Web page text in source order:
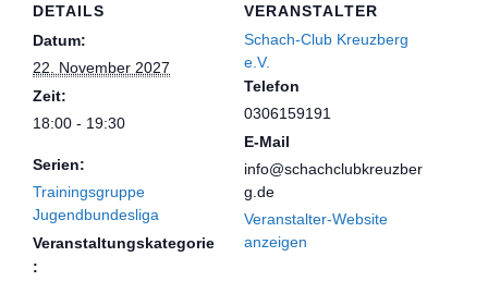
DETAILS
Datum:
22. November 2027
Zeit:
18:00 - 19:30
Serien:
Trainingsgruppe
Jugendbundesliga
Veranstaltungskategorie
:
VERANSTALTER
Schach-Club Kreuzberg
e.V.
Telefon
0306159191
E-Mail
info@schachclubkreuzber
g.de
Veranstalter-Website
anzeigen